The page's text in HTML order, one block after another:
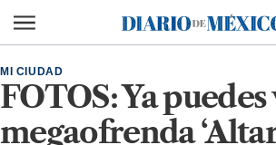
Diario de México
FOTOS: Ya
megaofrenda
MI CIUDAD